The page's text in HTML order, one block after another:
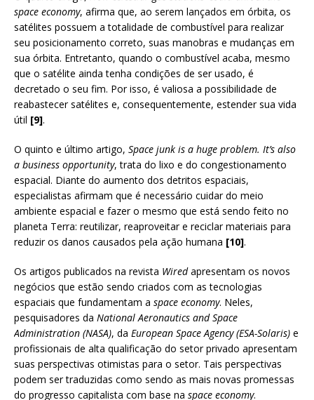
space economy, afirma que, ao serem lançados em órbita, os
satélites possuem a totalidade de combustível para realizar
seu posicionamento correto, suas manobras e mudanças em
sua órbita. Entretanto, quando o combustível acaba, mesmo
que o satélite ainda tenha condições de ser usado, é
decretado o seu fim. Por isso, é valiosa a possibilidade de
reabastecer satélites e, consequentemente, estender sua vida
útil [9].
O quinto e último artigo, Space junk is a huge problem. It’s also
a business opportunity, trata do lixo e do congestionamento
espacial. Diante do aumento dos detritos espaciais,
especialistas afirmam que é necessário cuidar do meio
ambiente espacial e fazer o mesmo que está sendo feito no
planeta Terra: reutilizar, reaproveitar e reciclar materiais para
reduzir os danos causados pela ação humana [10].
Os artigos publicados na revista Wiredapresentam os novos
negócios que estão sendo criados com as tecnologias
espaciais que fundamentam a space economy. Neles,
pesquisadores da National Aeronautics and Space
Administration (NASA), da European Space Agency (ESA-Solaris) e
profissionais de alta qualificação do setor privado apresentam
suas perspectivas otimistas para o setor. Tais perspectivas
podem ser traduzidas como sendo as mais novas promessas
do progresso capitalista com base na space economy.